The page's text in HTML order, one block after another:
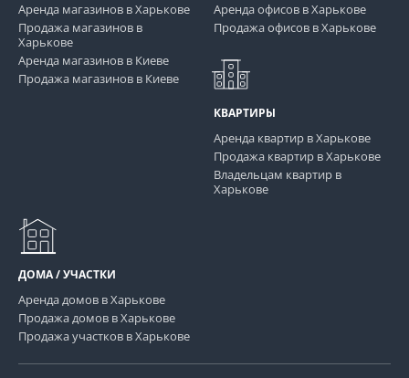
Аренда магазинов в Харькове
Продажа магазинов в
Харькове
Аренда магазинов в Киеве
Продажа магазинов в Киеве
Аренда офисов в Харькове
Продажа офисов в Харькове
КВАРТИРЫ
Аренда квартир в Харькове
Продажа квартир в Харькове
Владельцам квартир в
Харькове
ДОМА / УЧАСТКИ
Аренда домов в Харькове
Продажа домов в Харькове
Продажа участков в Харькове